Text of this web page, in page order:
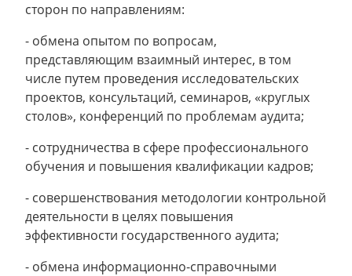
сторон по направлениям:
- обмена опытом по вопросам,
представляющим взаимный интерес, в том
числе путем проведения исследовательских
проектов, консультаций, семинаров, «круглых
столов», конференций по проблемам аудита;
- сотрудничества в сфере профессионального
обучения и повышения квалификации кадров;
- совершенствования методологии контрольной
деятельности в целях повышения
эффективности государственного аудита;
- обмена информационно-справочными